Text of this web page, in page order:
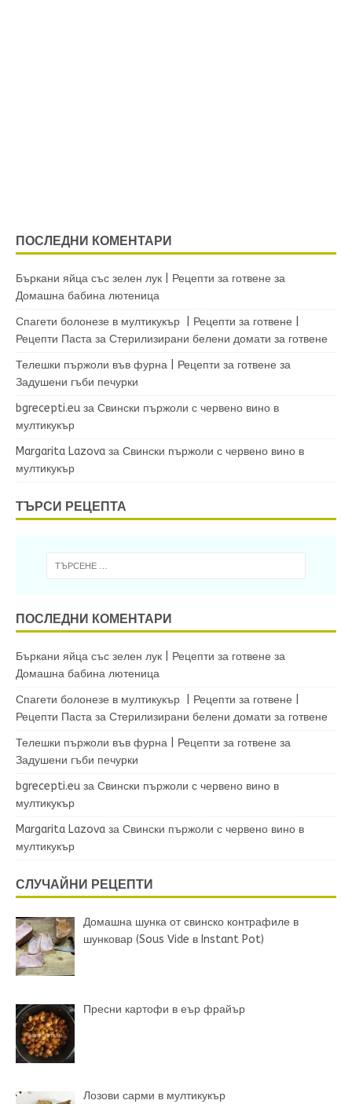
ПОСЛЕДНИ КОМЕНТАРИ
Бъркани яйца със зелен лук | Рецепти за готвене за
Домашна бабина лютеница
Спагети болонезе в мултикукър | Рецепти за готвене |
Рецепти Паста за Стерилизирани белени домати за готвене
Телешки пържоли във фурна | Рецепти за готвене за
Задушени гъби печурки
bgrecepti.eu за Свински пържоли с червено вино в
мултикукър
Margarita Lazova за Свински пържоли с червено вино в
мултикукър
ТЪРСИ РЕЦЕПТА
ПОСЛЕДНИ КОМЕНТАРИ
Бъркани яйца със зелен лук | Рецепти за готвене за
Домашна бабина лютеница
Спагети болонезе в мултикукър | Рецепти за готвене |
Рецепти Паста за Стерилизирани белени домати за готвене
Телешки пържоли във фурна | Рецепти за готвене за
Задушени гъби печурки
bgrecepti.eu за Свински пържоли с червено вино в
мултикукър
Margarita Lazova за Свински пържоли с червено вино в
мултикукър
СЛУЧАЙНИ РЕЦЕПТИ
Домашна шунка от свинско контрафиле в
шунковар (Sous Vide в Instant Pot)
Пресни картофи в еър фрайър
Лозови сарми в мултикукър